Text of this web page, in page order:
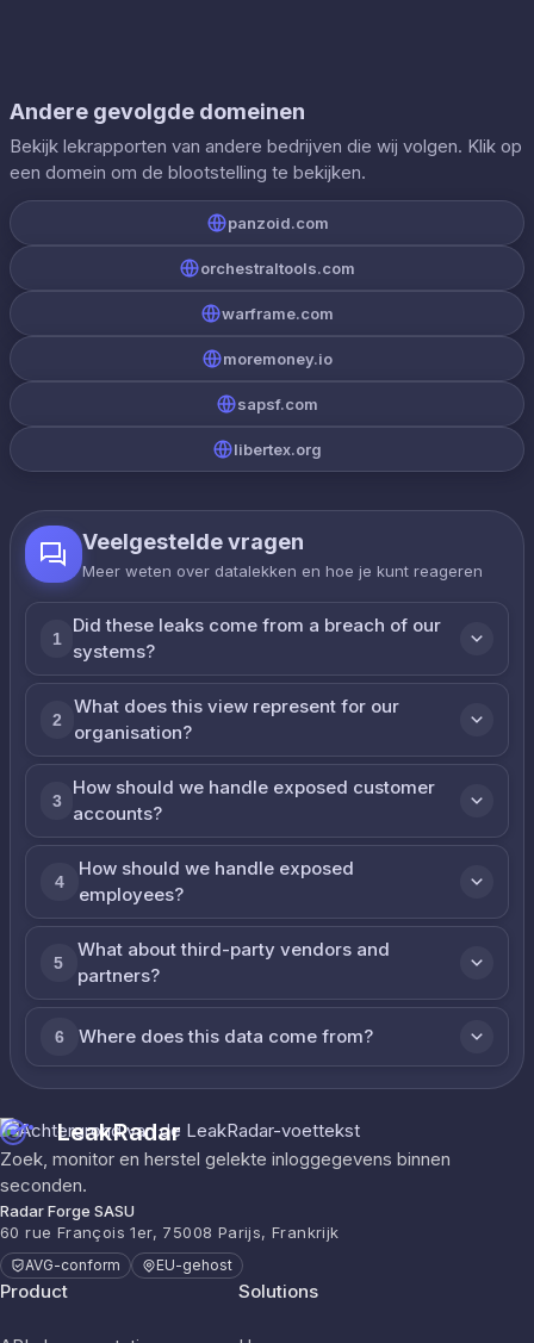
Andere gevolgde domeinen
Bekijk lekrapporten van andere bedrijven die wij volgen. Klik op
een domein om de blootstelling te bekijken.
panzoid.com
orchestraltools.com
warframe.com
moremoney.io
sapsf.com
libertex.org
Veelgestelde vragen
Meer weten over datalekken en hoe je kunt reageren
1
Did these leaks come from a breach of our
systems?
2
What does this view represent for our
organisation?
3
How should we handle exposed customer
accounts?
4
How should we handle exposed
employees?
5
What about third-party vendors and
partners?
6 Where does this data come from?
LeakRadar
Zoek, monitor en herstel gelekte inloggegevens binnen
seconden.
Radar Forge SASU
60 rue François 1er, 75008 Parijs, Frankrijk
AVG-conform EU-gehost
Product Solutions